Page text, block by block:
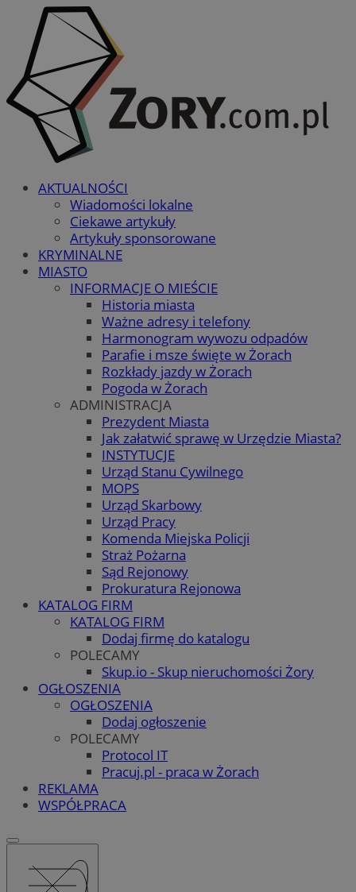
AKTUALNOŚCI
Wiadomości lokalne
Ciekawe artykuły
Artykuły sponsorowane
KRYMINALNE
MIASTO
INFORMACJE O MIEŚCIE
Historia miasta
Ważne adresy i telefony
Harmonogram wywozu odpadów
Parafie i msze święte w Żorach
Rozkłady jazdy w Żorach
Pogoda w Żorach
ADMINISTRACJA
Prezydent Miasta
Jak załatwić sprawę w Urzędzie Miasta?
INSTYTUCJE
Urząd Stanu Cywilnego
MOPS
Urząd Skarbowy
Urząd Pracy
Komenda Miejska Policji
Straż Pożarna
Sąd Rejonowy
Prokuratura Rejonowa
KATALOG FIRM
KATALOG FIRM
Dodaj firmę do katalogu
POLECAMY
Skup.io - Skup nieruchomości Żory
OGŁOSZENIA
OGŁOSZENIA
Dodaj ogłoszenie
POLECAMY
Protocol IT
Pracuj.pl - praca w Żorach
REKLAMA
WSPÓŁPRACA